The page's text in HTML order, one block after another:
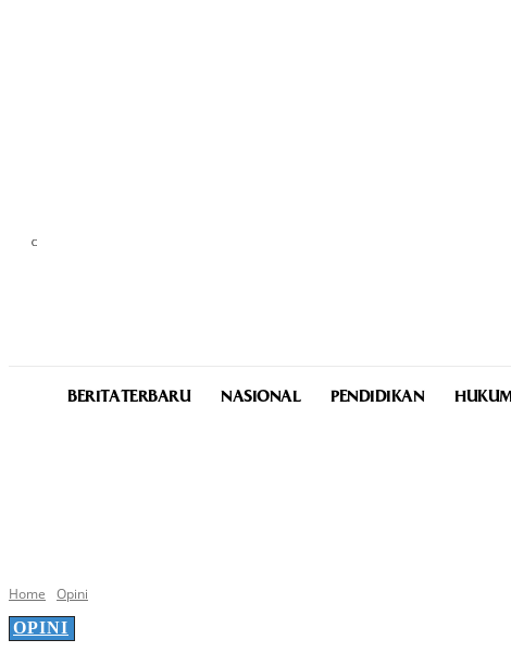
C
BERITA TERBARU NASIONAL PENDIDIKAN
Home
Opini
OPINI